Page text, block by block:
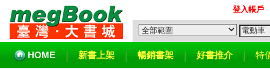
登入帳戶
HOME 新書上架 暢銷書架 好書推介 特